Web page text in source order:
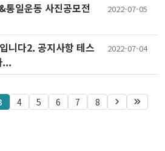
통일운동 사진공모전 2022-07-05
니다2. 공지사항 테스
...
2022-07-04
4 5 6 7 8